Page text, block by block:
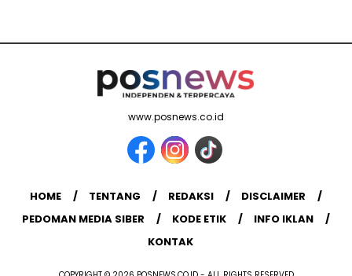
www.posnews.co.id
HOME TENTANG REDAKSI
DISCLAIMER
PEDOMAN MEDIA SIBER
KODE ETIK
INFO IKLAN
KONTAK